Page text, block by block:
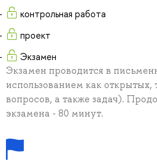
контрольная работа
проект
Экзамен
Экзамен проводится в
использованием как открытых,
вопросов, а также задач).
экзамена - 80 минут.